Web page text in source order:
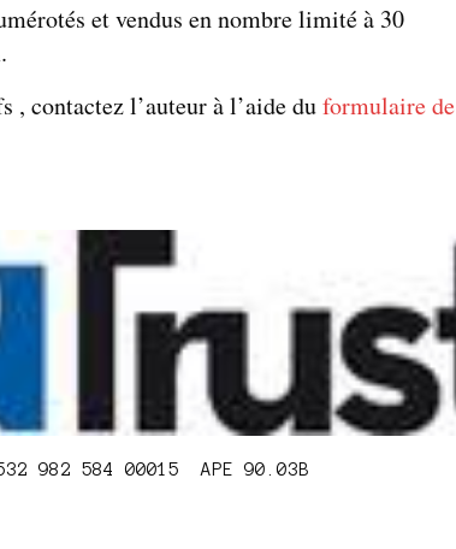
et vendus en nombre limité à 30
, contactez l’auteurà l’aide duformulaire de
982 584 00015 APE 90.03B